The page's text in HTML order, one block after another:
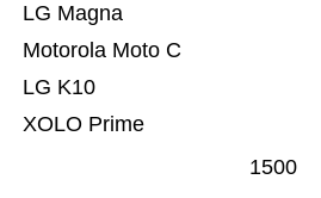
XOLO Prime
LG K10
Motorola Moto C
LG Magna
1500